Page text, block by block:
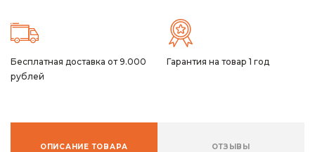
Бесплатная доставка от 9.000
рублей
Гарантия на товар 1 год
ОПИСАНИЕ ТОВАРА ОТЗЫВЫ